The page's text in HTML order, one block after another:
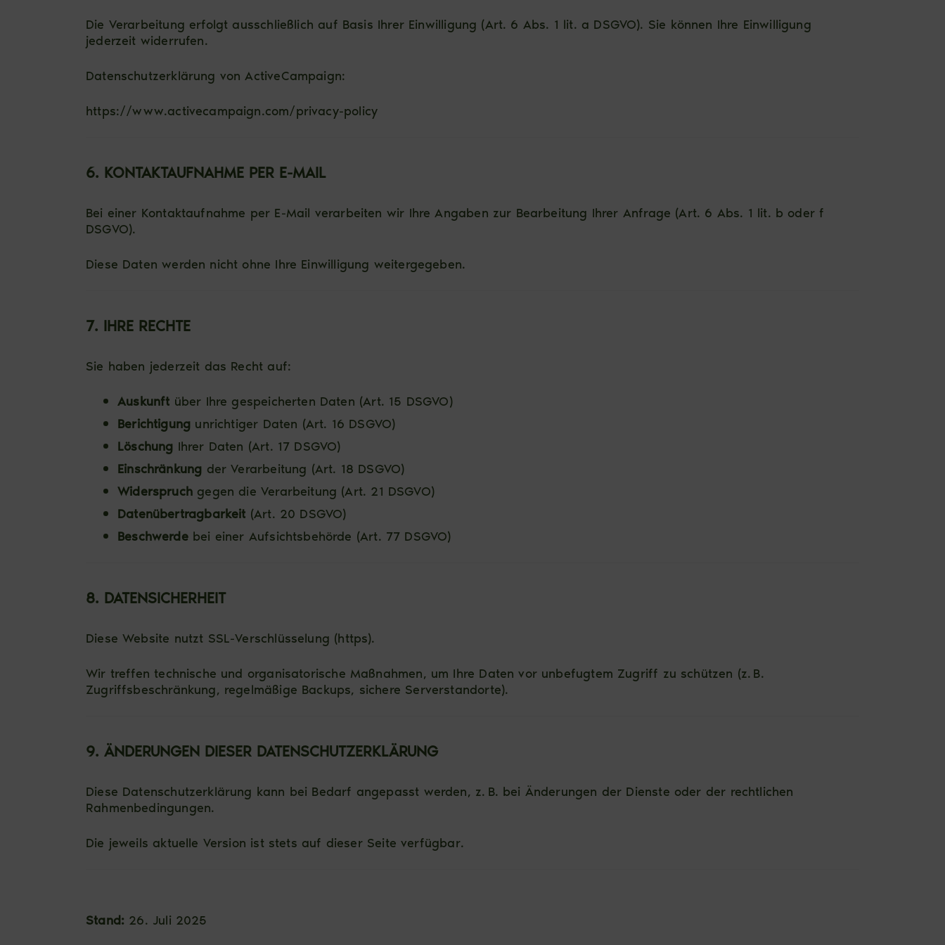
Die Verarbeitung erfolgt ausschließlich auf Basis Ihrer Einwilligung (Art. 6 Abs. 1 lit. a DSGVO). Sie können Ihre Einwilligung
jederzeit widerrufen.
Datenschutzerklärung von ActiveCampaign:
https://www.activecampaign.com/privacy-policy
6. KONTAKTAUFNAHME PER E-MAIL
Bei einer Kontaktaufnahme per E-Mail verarbeiten wir Ihre Angaben zur Bearbeitung Ihrer Anfrage (Art. 6 Abs. 1 lit. b oder f
DSGVO).
Diese Daten werden nicht ohne Ihre Einwilligung weitergegeben.
7. IHRE RECHTE
Sie haben jederzeit das Recht auf:
Auskunft über Ihre gespeicherten Daten (Art. 15 DSGVO)
Berichtigung unrichtiger Daten (Art. 16 DSGVO)
Löschung Ihrer Daten (Art. 17 DSGVO)
Einschränkung der Verarbeitung (Art. 18 DSGVO)
Widerspruchgegen die Verarbeitung (Art. 21 DSGVO)
Datenübertragbarkeit (Art. 20 DSGVO)
Beschwerdebei einer Aufsichtsbehörde (Art. 77 DSGVO)
8. DATENSICHERHEIT
Diese Website nutzt SSL-Verschlüsselung (https).
Wir treffen technische und organisatorische Maßnahmen, um Ihre Daten vor unbefugtem Zugriff zu schützen (z. B.
Zugriffsbeschränkung, regelmäßige Backups, sichere Serverstandorte).
9. ÄNDERUNGEN DIESER DATENSCHUTZERKLÄRUNG
Diese Datenschutzerklärung kann bei Bedarf angepasst werden, z. B. bei Änderungen der Dienste oder der rechtlichen
Rahmenbedingungen.
Die jeweils aktuelle Version ist stets auf dieser Seite verfügbar.
Stand: 26. Juli 2025